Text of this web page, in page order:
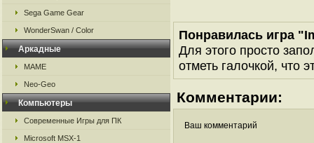
Sega Game Gear
WonderSwan / Color
Аркадные
MAME
Neo-Geo
Компьютеры
Современные Игры для ПК
Microsoft MSX-1
Понравилась игра
Для этого просто
отметь галочкой, что
Комментарии:
Ваш комментарий